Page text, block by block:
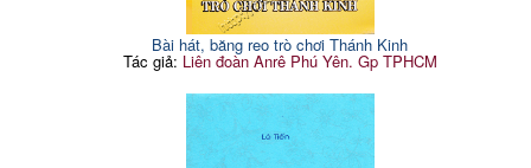
Bài hát, băng reo trò chơi Thánh Kinh
Tác giả: Liên đoàn Anrê Phú Yên. Gp TPHCM